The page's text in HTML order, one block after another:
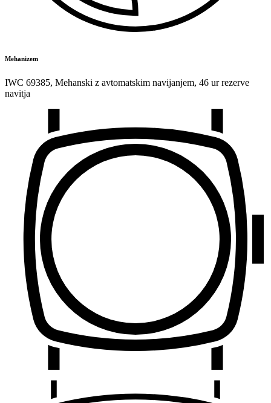
Mehanizem
IWC 69385, Mehanski z avtomatskim navijanjem, 46 ur rezerve
navitja